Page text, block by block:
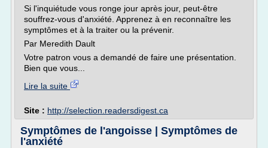
Si l'inquiétude vous ronge jour après jour, peut-être
souffrez-vous d'anxiété. Apprenez à en reconnaître les
symptômes et à la traiter ou la prévenir.
Par Meredith Dault
Votre patron vous a demandé de faire une présentation.
Bien que vous...
Lire la suite
Site : http://selection.readersdigest.ca
Symptômes de l'angoisse | Symptômes de
l'anxiété